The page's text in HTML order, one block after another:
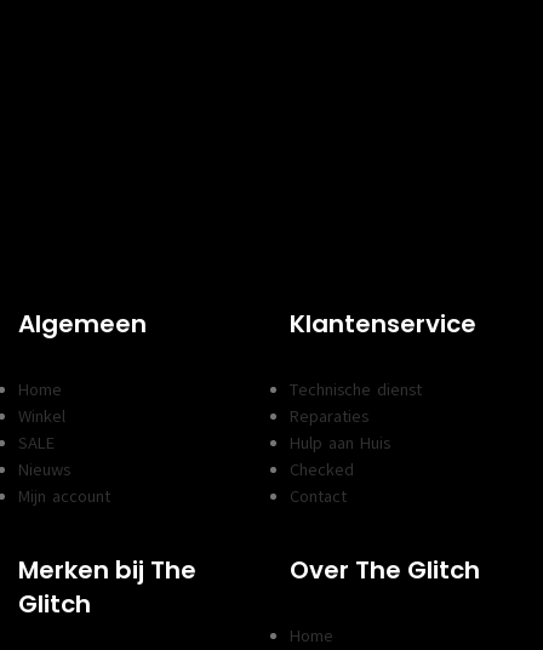
Algemeen
Home
Winkel
SALE
Nieuws
Mijn account
Klantenservice
Technische dienst
Reparaties
Hulp aan Huis
Checked
Contact
Merken bij The
Glitch
Over The Glitch
Home